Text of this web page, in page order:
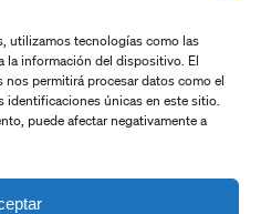
utilizamos tecnologías como las
la información del dispositivo. El
permitirá procesar datos como el
identificaciones únicas en este sitio.
puede afectar negativamente a
Litio en